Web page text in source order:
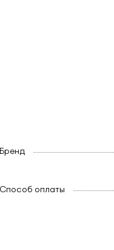
Бренд
Способ оплаты